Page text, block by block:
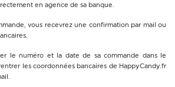
en agence de sa banque.
vous recevrez une confirmation par mail ou
le numéro et la date de sa commande dans le
les coordonnées bancaires de HappyCandy.fr